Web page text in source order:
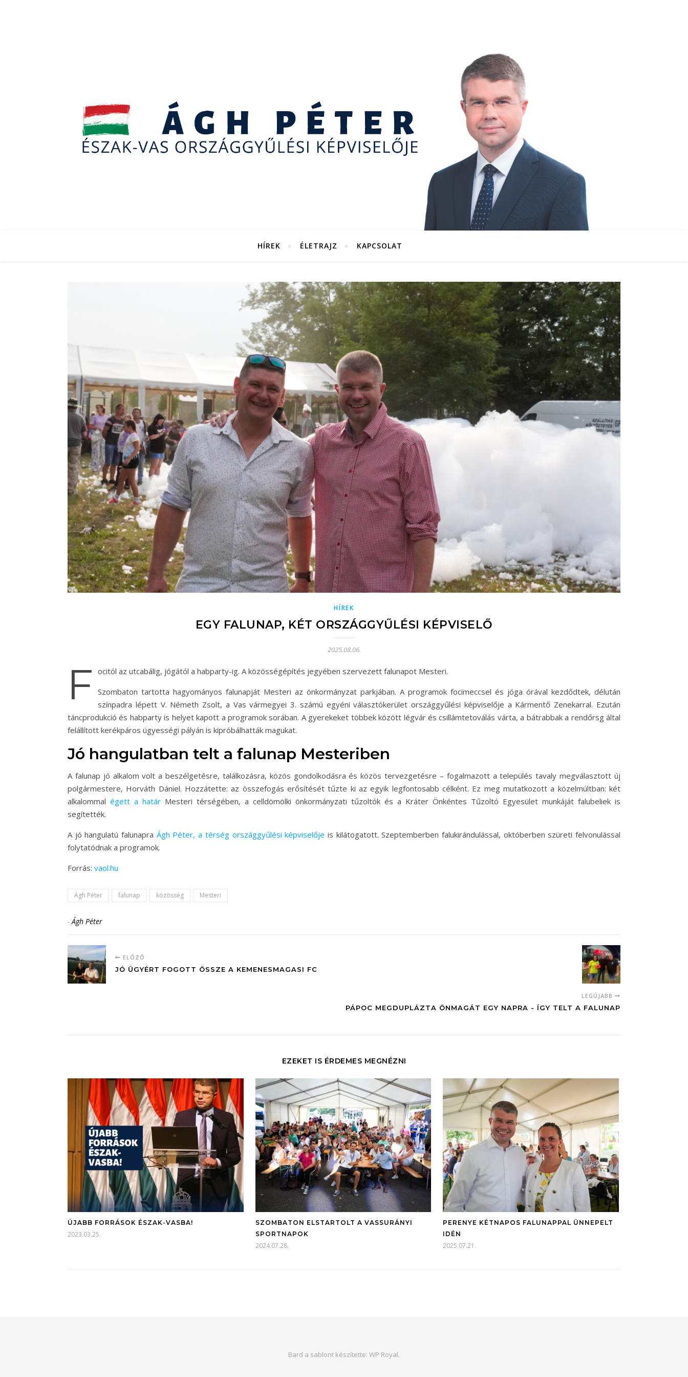
HÍREK ÉLETRAJZ KAPCSOLAT
HÍREK
EGY FALUNAP, KÉT ORSZÁGGYŰLÉSI KÉPVISELŐ
2025.08.06.
F ocitól az utcabálig, jógától a habparty-ig. A közösségépítés jegyében szervezett falunapot Mesteri.
Szombaton tartotta hagyományos falunapját Mesteri az önkormányzat parkjában. A programok focimeccsel és jóga órával kezdődtek, délután
színpadra lépett V. Németh Zsolt, a Vas vármegyei 3. számú egyéni választókerület országgyűlési képviselője a Kármentő Zenekarral. Ezután
táncprodukció és habparty is helyet kapott a programok sorában. A gyerekeket többek között légvár és csillámtetoválás várta, a bátrabbak a rendőrsg által
felállított kerékpáros ügyességi pályán is kipróbálhatták magukat.
Jó hangulatban telt a falunap Mesteriben
A falunap jó alkalom volt a beszélgetésre, találkozásra, közös gondolkodásra és közös tervezgetésre – fogalmazott a település tavaly megválasztott új
polgármestere, Horváth Dániel. Hozzátette: az összefogás erősítését tűzte ki az egyik legfontosabb célként. Ez meg mutatkozott a közelmúltban: két
alkalommal égett a határ Mesteri térségében, a celldömölki önkormányzati tűzoltók és a Kráter Önkéntes Tűzoltó Egyesület munkáját falubeliek is
segítették.
A jó hangulatú falunapra Ágh Péter, a térség országgyűlési képviselője is kilátogatott. Szeptemberben falukirándulással, októberben szüreti felvonulással
folytatódnak a programok.
Forrás: vaol.hu
Ágh Péter falunap közösség Mesteri
-Ágh Péter
ELŐZŐ
JÓ ÜGYÉRT FOGOTT ÖSSZE A KEMENESMAGASI FC
LEGÚJABB
PÁPOC MEGDUPLÁZTA ÖNMAGÁT EGY NAPRA - ÍGY TELT A FALUNAP
EZEKET IS ÉRDEMES MEGNÉZNI
ÚJABB FORRÁSOK ÉSZAK-VASBA!
2023.03.25.
SZOMBATON ELSTARTOLT A VASSURÁNYI
SPORTNAPOK
2024.07.28.
PERENYE KÉTNAPOS FALUNAPPAL ÜNNEPELT
IDÉN
2025.07.21.
Bard a sablont készítette: WP Royal.